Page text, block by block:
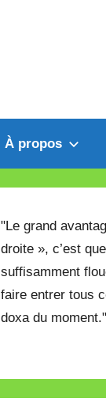
À propos
"Le grand
droite », c’est
suffisamment
faire entrer tous
doxa du moment."